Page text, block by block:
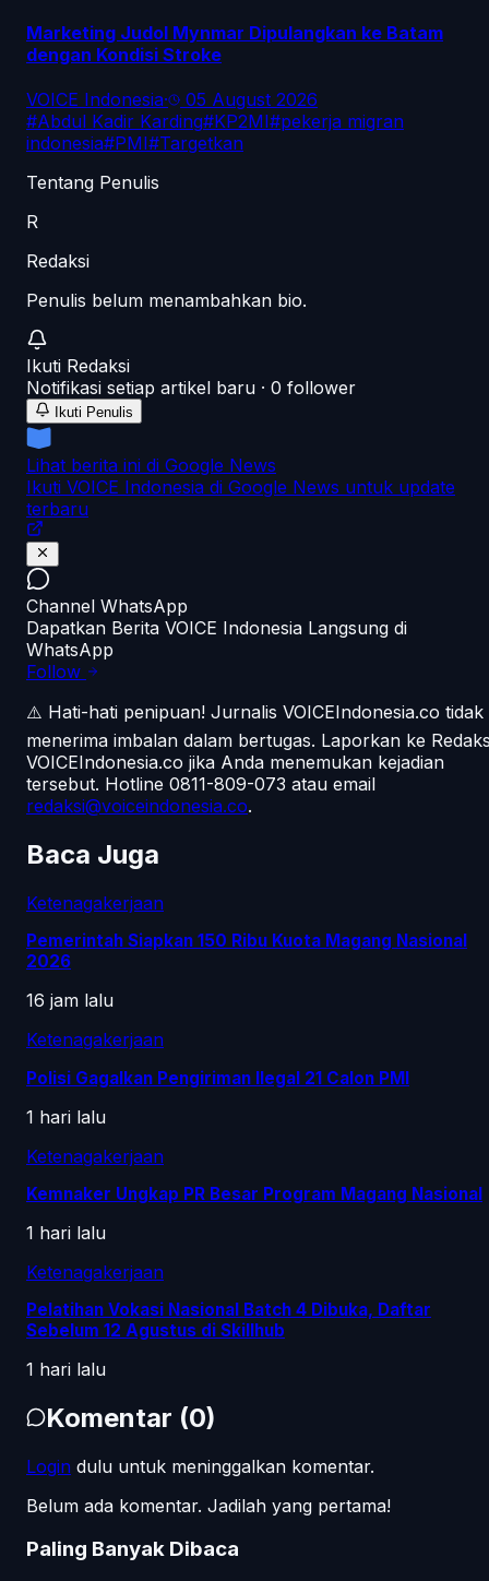
Marketing Judol Mynmar Dipulangkan ke Batam
dengan Kondisi Stroke
VOICE Indonesia·
05 August 2026
#Abdul Kadir Karding#KP2MI#pekerja migran
indonesia#PMI#Targetkan
Tentang Penulis
R
Redaksi
Penulis belum menambahkan bio.
Ikuti Redaksi
Notifikasi setiap artikel baru · 0 follower
Ikuti Penulis
Lihat berita ini di Google News
Ikuti VOICE Indonesia di Google News untuk update
terbaru
Channel WhatsApp
Dapatkan Berita VOICE Indonesia Langsung di
WhatsApp
Follow
⚠️ Hati-hati penipuan! Jurnalis VOICEIndonesia.co tidak
menerima imbalan dalam bertugas. Laporkan ke
VOICEIndonesia.co jika Anda menemukan kejadian
tersebut. Hotline 0811-809-073 atau email
redaksi@voiceindonesia.co.
Baca Juga
Ketenagakerjaan
Pemerintah Siapkan 150 Ribu Kuota Magang Nasional
2026
16 jam lalu
Ketenagakerjaan
Polisi Gagalkan Pengiriman Ilegal 21 Calon PMI
1 hari lalu
Ketenagakerjaan
Kemnaker Ungkap PR Besar Program Magang Nasional
1 hari lalu
Ketenagakerjaan
Pelatihan Vokasi Nasional Batch 4 Dibuka, Daftar
Sebelum 12 Agustus di Skillhub
1 hari lalu
Komentar (0)
Login dulu untuk meninggalkan komentar.
Belum ada komentar. Jadilah yang pertama!
Paling Banyak Dibaca